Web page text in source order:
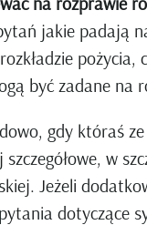
jakie padają
pożycia,
być zadane na
gdy któraś
szczegółowe, w
Jeżeli
dotyczące